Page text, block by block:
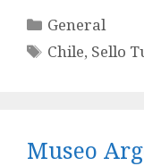
Categorías
General
Etiquetas
Chile, Sello
Museo